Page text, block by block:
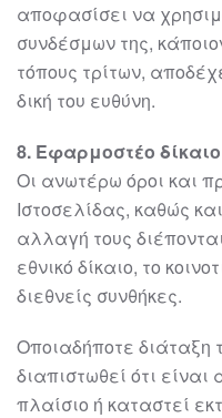
αποφασίσει να
συνδέσμων της,
τόπους τρίτων,
δική του ευθύνη.
8. Εφαρμοστέο
Οι ανωτέρω όροι και
Ιστοσελίδας, καθώς
αλλαγή τους
εθνικό δίκαιο, το
διεθνείς συνθήκες.
Οποιαδήποτε
διαπιστωθεί ότι είναι
πλαίσιο ή καταστεί